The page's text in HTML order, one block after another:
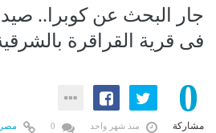
فى قرية القراقرة
0
مشاركة منذ شهر واحد مصر